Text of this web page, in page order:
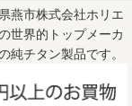
燕市株式会社ホリエ
世界的トップメーカ
純チタン製品です。